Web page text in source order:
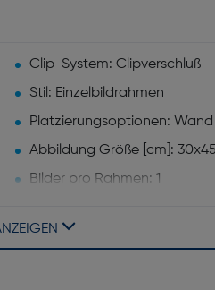
Clip-System: Clipverschluß
Stil: Einzelbildrahmen
Platzierungsoptionen: Wand
Abbildung Größe [cm]: 30x45
Bilder pro Rahmen: 1